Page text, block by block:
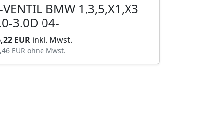
VENTIL BMW 1,3,5,X1,X3
3.0D 04-
EUR inkl. Mwst.
EUR ohne Mwst.